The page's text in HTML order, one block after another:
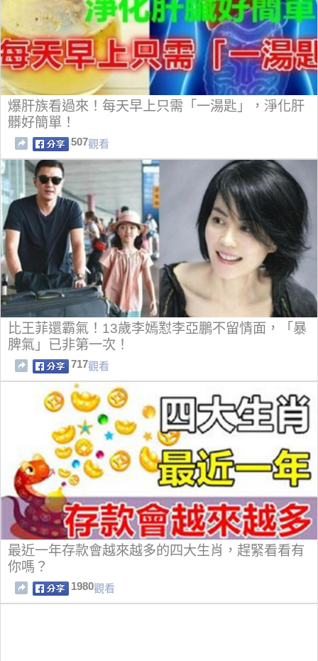
爆肝族看過來！每天早上只需「一湯匙」，淨化肝
髒好簡單！
507觀看
比王菲還霸氣！13歲李嫣懟李亞鵬不留情面，「暴
脾氣」已非第一次！
717觀看
最近一年存款會越來越多的四大生肖，趕緊看看有
你嗎？
1980觀看